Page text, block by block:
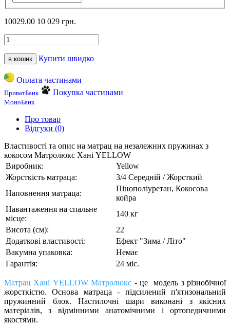
10029.00 10 029 грн.
в кошик Купити швидко
Оплата частинами
ПриватБанк Покупка частинами
МоноБанк
Про товар
Відгуки (0)
Властивості та опис на матрац на незалежних пружинах з
кокосом Матролюкс Хані YELLOW
Виробник:
Yellow
Жорсткість матраца:
3/4 Середній / Жорсткий
Наповнення матраца:
Пінополіуретан, Кокосова
койра
Навантаження на спальне
місце:
140 кг
Висота (см):
22
Додаткові властивості:
Ефект "Зима / Літо"
Вакумна упаковка:
Немає
Гарантія:
24 міс.
Матрац Хані YELLOW Матролюкс - це модель з різнобічної
жорсткістю. Основа матраца - підсилений п'ятизональний
пружинний блок. Настилочні шари виконані з якісних
матеріалів, з відмінними анатомічними і ортопедичними
якостями.